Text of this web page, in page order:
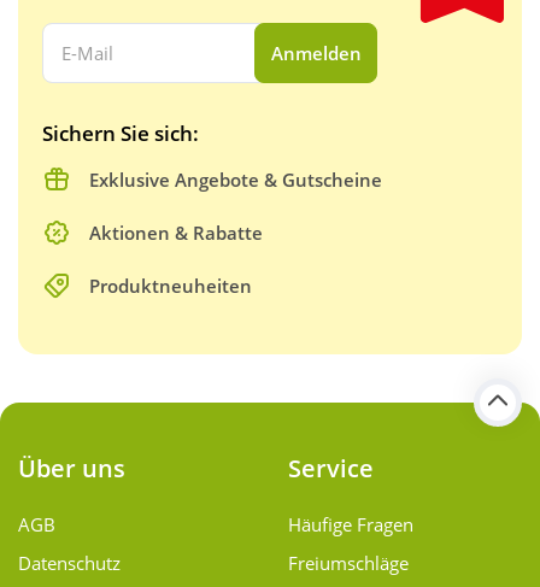
Ihre E-Mail Adresse:
Anmelden
Sichern Sie sich:
Exklusive Angebote & Gutscheine
Aktionen & Rabatte
Produktneuheiten
Über uns
AGB
Datenschutz
Service
Häufige Fragen
Freiumschläge